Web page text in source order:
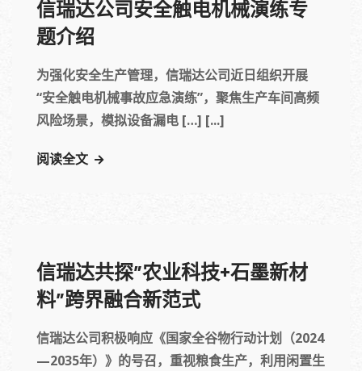
信瑞达公司安全触电机械演练专
题介绍
为强化安全生产管理，信瑞达公司近日组织开展
“安全触电机械事故应急演练”，聚焦生产车间高频
风险场景，模拟设备漏电 […] [...]
阅读全文
信瑞达共探”农业科技+石墨新材
料”跨界融合新范式
信瑞达公司积极响应《国家全谷物行动计划（2024
—2035年）》的号召，重视粮食生产，利用闲置生